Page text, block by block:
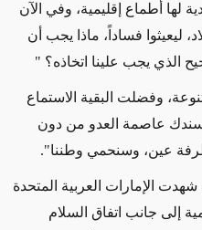
أطماع إقليمية، وفي الآن
ليعيثوا فساداً، ماذا يجب أن
الذي يجب علينا اتخاذه؟ "
وفضلت البقية الاستماع
"سندك عاصمة العدو من دون
عين، وسنحمي وطننا".
شهدت الإمارات العربية المتحدة
إلى جانب اتفاق السلام